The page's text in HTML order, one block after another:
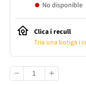
No disponible
Clica i recull
Tria una botiga i